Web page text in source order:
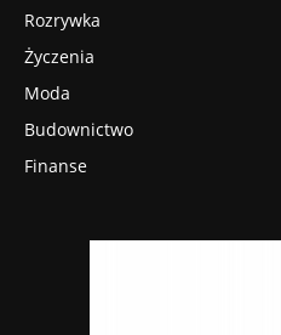
Rozrywka
Życzenia
Moda
Budownictwo
Finanse